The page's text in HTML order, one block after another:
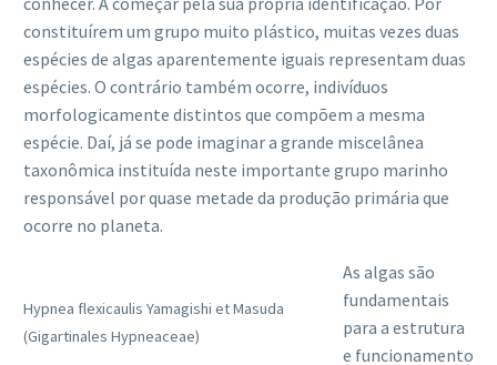
constituírem um grupo muito plástico, muitas vezes duas
espécies de algas aparentemente iguais representam duas
espécies. O contrário também ocorre, indivíduos
morfologicamente distintos que compõem a mesma
espécie. Daí, já se pode imaginar a grande miscelânea
taxonômica instituída neste importante grupo marinho
responsável por quase metade da produção primária que
ocorre no planeta.
Hypnea flexicaulis Yamagishi et Masuda
(Gigartinales Hypneaceae)
As algas são
fundamentais
para a estrutura
e funcionamento